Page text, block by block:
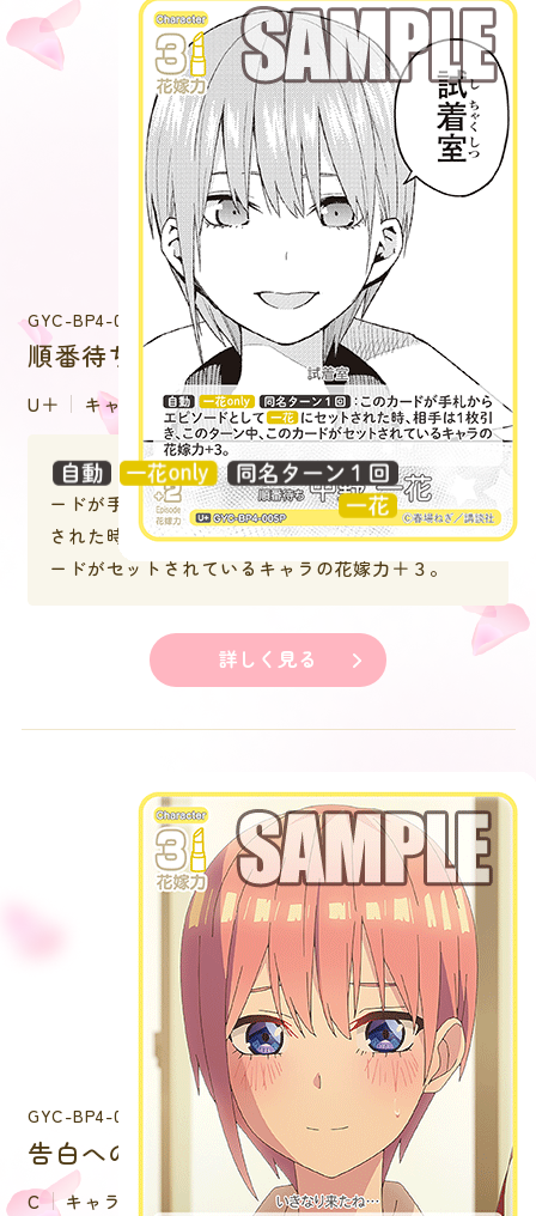
GYC-BP4-005P
順番待ち 中野 一花
U＋ キャラクター
：このカ
ードが手札からエピソードとして
にセット
された時、相手は１枚引き、このターン中、このカ
ードがセットされているキャラの花嫁力＋３。
詳しく見る
GYC-BP4-006
告白への驚き 中野 一花
C キャラクター